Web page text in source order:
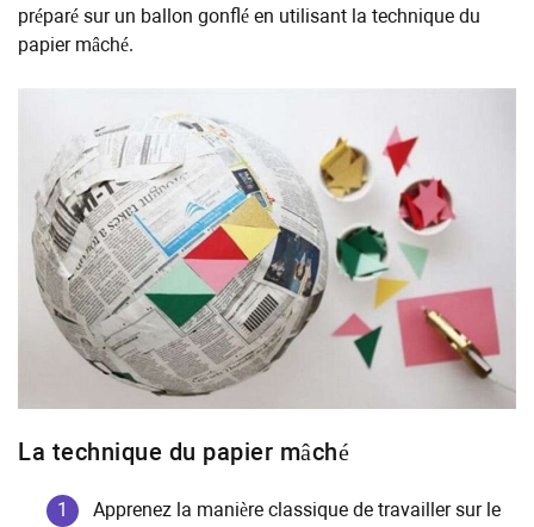
préparé sur un ballon gonflé en utilisant la technique du
papier mâché.
La technique du papier mâché
Apprenez la manière classique de travailler sur le